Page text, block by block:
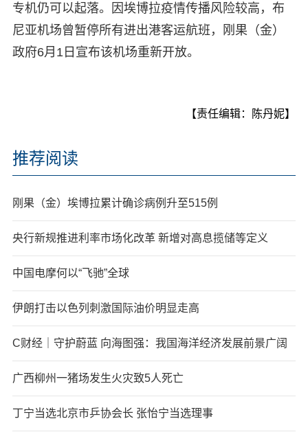
专机仍可以起落。因埃博拉疫情传播风险较高，布
尼亚机场曾暂停所有进出港客运航班，刚果（金）
政府6月1日宣布该机场重新开放。
【责任编辑：陈丹妮】
推荐阅读
刚果（金）埃博拉累计确诊病例升至515例
央行新规推进利率市场化改革 新增对高息揽储等定义
中国电摩何以“飞驰”全球
伊朗打击以色列刺激国际油价明显走高
C财经｜守护蔚蓝 向海图强：我国海洋经济发展前景广阔
广西柳州一猪场发生火灾致5人死亡
丁宁当选北京市乒协会长 张怡宁当选理事